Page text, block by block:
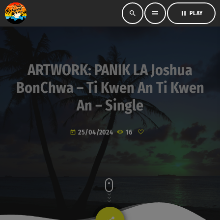
search menu pause PLAY
ARTWORK: PANIK LA Joshua
BonChwa – Ti Kwen An Ti Kwen
An – Single
today 25/04/2024 16